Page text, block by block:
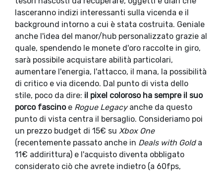
lasceranno indizi interessanti sulla vicenda e il
background intorno a cui è stata costruita. Geniale
anche l'idea del manor/hub personalizzato grazie al
quale, spendendo le monete d'oro raccolte in giro,
sarà possibile acquistare abilità particolari,
aumentare l'energia, l'attacco, il mana, la possibilità
di critico e via dicendo. Dal punto di vista dello
stile, poco da dire: il pixel coloroso ha sempre il suo
porco fascinoe Rogue Legacyanche da questo
punto di vista centra il bersaglio. Consideriamo poi
un prezzo budget di 15€ su Xbox One
(recentemente passato anche in Deals with Golda
11€ addirittura) e l'acquisto diventa obbligato
considerato ciò che avrete indietro (a 60fps,